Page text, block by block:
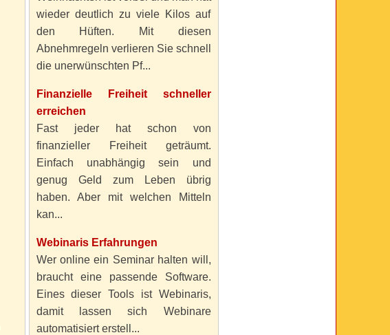
wieder deutlich zu viele Kilos auf
den Hüften. Mit diesen
Abnehmregeln verlieren Sie schnell
die unerwünschten Pf...
Finanzielle Freiheit schneller
erreichen
Fast jeder hat schon von
finanzieller Freiheit geträumt.
Einfach unabhängig sein und
genug Geld zum Leben übrig
haben. Aber mit welchen Mitteln
kan...
Webinaris Erfahrungen
Wer online ein Seminar halten will,
braucht eine passende Software.
Eines dieser Tools ist Webinaris,
damit lassen sich Webinare
automatisiert erstell...